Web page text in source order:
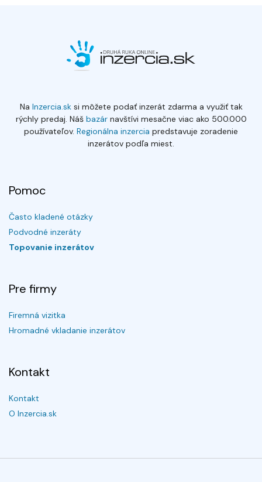
Na Inzercia.sksi môžete podať inzerát zdarma a využiť tak
rýchly predaj. Náš bazárnavštívi mesačne viac ako 500.000
používateľov. Regionálna inzercia predstavuje zoradenie
inzerátov podľa miest.
Pomoc
Často kladené otázky
Podvodné inzeráty
Topovanie inzerátov
Pre firmy
Firemná vizitka
Hromadné vkladanie inzerátov
Kontakt
Kontakt
O Inzercia.sk